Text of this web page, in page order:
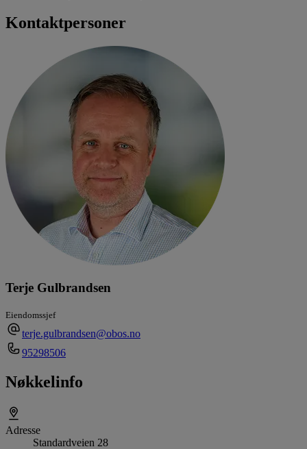
Kontaktpersoner
Terje Gulbrandsen
Eiendomssjef
terje.gulbrandsen@obos.no
95298506
Nøkkelinfo
Adresse
Standardveien 28